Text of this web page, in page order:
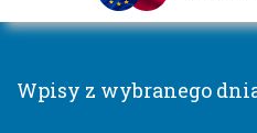
Wpisy z wybranego